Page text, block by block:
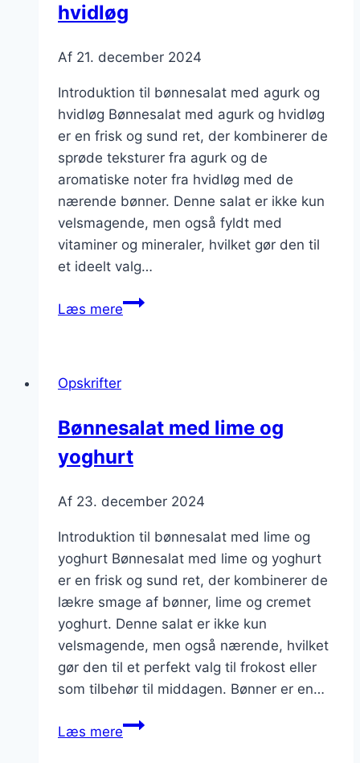
hvidløg
Af 21. december 2024
Introduktion til bønnesalat med agurk og
hvidløg Bønnesalat med agurk og hvidløg
er en frisk og sund ret, der kombinerer de
sprøde teksturer fra agurk og de
aromatiske noter fra hvidløg med de
nærende bønner. Denne salat er ikke kun
velsmagende, men også fyldt med
vitaminer og mineraler, hvilket gør den til
et ideelt valg…
Læs mereBønnesalat
Opskrifter
Bønnesalat med lime og
yoghurt
Af 23. december 2024
Introduktion til bønnesalat med lime og
yoghurt Bønnesalat med lime og yoghurt
er en frisk og sund ret, der kombinerer de
lækre smage af bønner, lime og cremet
yoghurt. Denne salat er ikke kun
velsmagende, men også nærende, hvilket
gør den til et perfekt valg til frokost eller
som tilbehør til middagen. Bønner er en…
Læs mereBønnesalat